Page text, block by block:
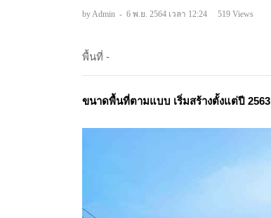
by Admin - 6 พ.ย. 2564 เวลา 12:24 519 Views
พื้นที่ -
ขนาดพื้นที่ตามแบบ เริ่มสร้างตั้งแต่ปี 2563